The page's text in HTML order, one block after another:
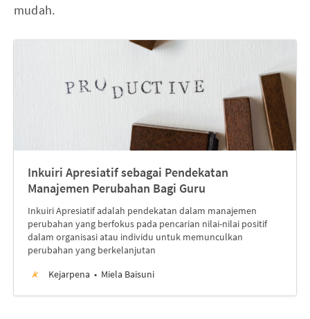
mudah.
Inkuiri Apresiatif sebagai Pendekatan
Manajemen Perubahan Bagi Guru
Inkuiri Apresiatif adalah pendekatan dalam manajemen
perubahan yang berfokus pada pencarian nilai-nilai positif
dalam organisasi atau individu untuk memunculkan
perubahan yang berkelanjutan
Kejarpena
Miela Baisuni